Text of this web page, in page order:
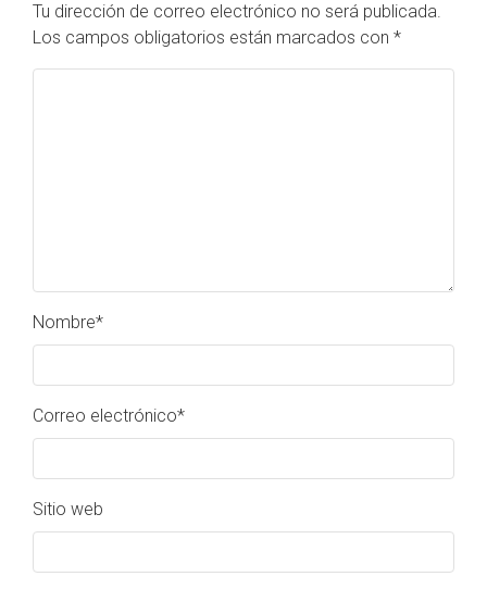
Tu dirección de correo electrónico no será publicada.
Los campos obligatorios están marcados con *
Nombre*
Correo electrónico*
Sitio web